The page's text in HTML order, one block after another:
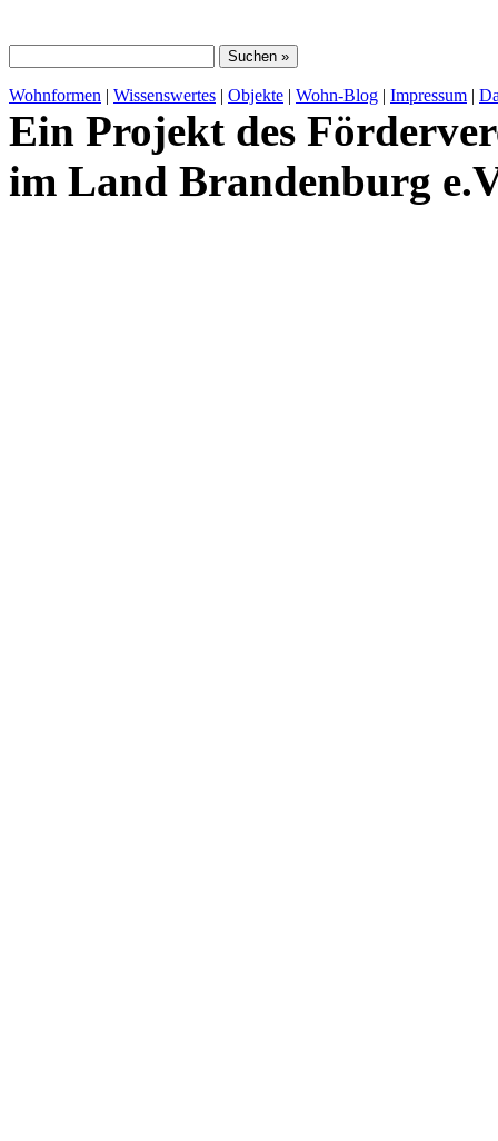
Wohnformen | Wissenswertes | Objekte | Wohn-Blog | Impressum |
Ein Projekt des
im Land Brandenburg